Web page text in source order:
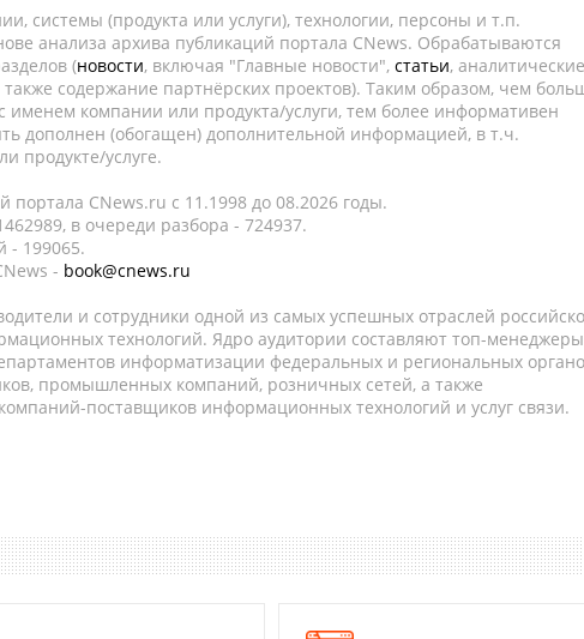
системы (продукта или услуги), технологии, персоны и т.п.
анализа архива публикаций портала CNews. Обрабатываются
(новости, включая "Главные новости", статьи, аналитические
содержание партнёрских проектов). Таким образом, чем
именем компании или продукта/услуги, тем более информативен
дополнен (обогащен) дополнительной информацией, в т.ч.
продукте/услуге.
портала CNews.ru c 11.1998 до 08.2026 годы.
в очереди разбора - 724937.
- 199065.
- book@cnews.ru
и сотрудники одной из самых успешных отраслей
технологий. Ядро аудитории составляют топ-
информатизации федеральных и региональных
промышленных компаний, розничных сетей, а также
поставщиков информационных технологий и услуг связи.